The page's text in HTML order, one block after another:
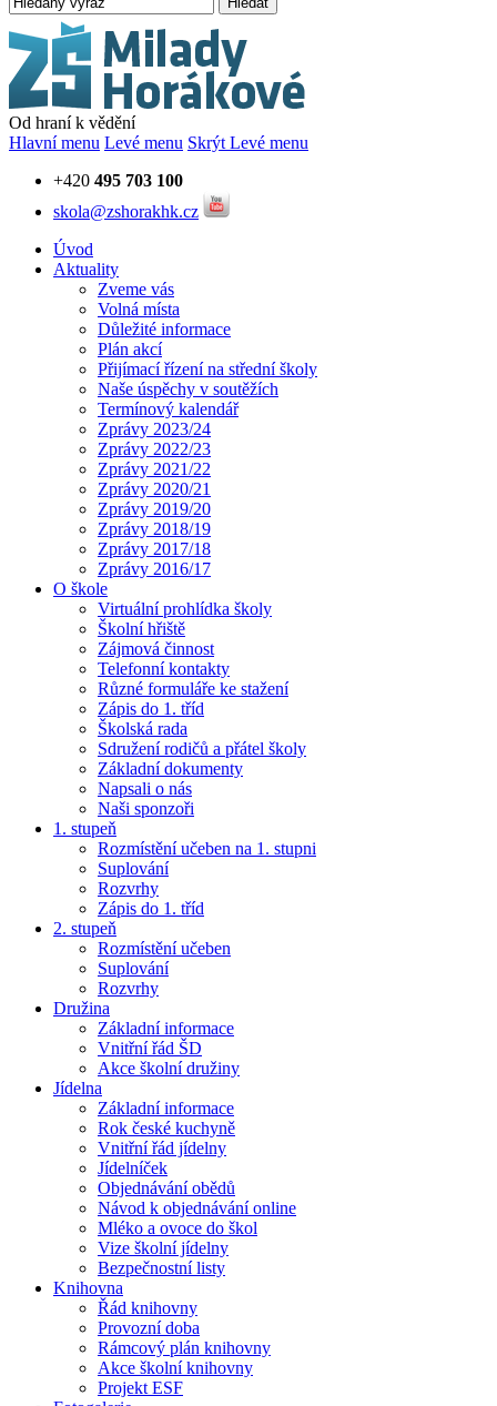
Od hraní k vědění
Hlavní menu Levé menu Skrýt Levé menu
+420 495 703 100
skola@zshorakhk.cz
Úvod
Aktuality
Zveme vás
Volná místa
Důležité informace
Plán akcí
Přijímací řízení na střední školy
Naše úspěchy v soutěžích
Termínový kalendář
Zprávy 2023/24
Zprávy 2022/23
Zprávy 2021/22
Zprávy 2020/21
Zprávy 2019/20
Zprávy 2018/19
Zprávy 2017/18
Zprávy 2016/17
O škole
Virtuální prohlídka školy
Školní hřiště
Zájmová činnost
Telefonní kontakty
Různé formuláře ke stažení
Zápis do 1. tříd
Školská rada
Sdružení rodičů a přátel školy
Základní dokumenty
Napsali o nás
Naši sponzoři
1. stupeň
Rozmístění učeben na 1. stupni
Suplování
Rozvrhy
Zápis do 1. tříd
2. stupeň
Rozmístění učeben
Suplování
Rozvrhy
Družina
Základní informace
Vnitřní řád ŠD
Akce školní družiny
Jídelna
Základní informace
Rok české kuchyně
Vnitřní řád jídelny
Jídelníček
Objednávání obědů
Návod k objednávání online
Mléko a ovoce do škol
Vize školní jídelny
Bezpečnostní listy
Knihovna
Řád knihovny
Provozní doba
Rámcový plán knihovny
Akce školní knihovny
Projekt ESF